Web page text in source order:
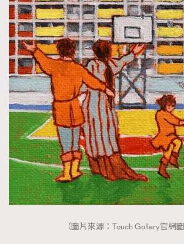
（圖片來源：Touch Gallery官網圖